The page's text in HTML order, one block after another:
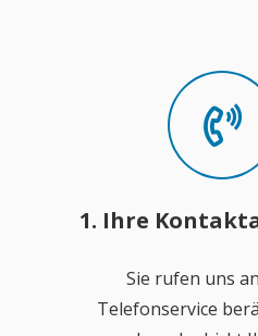
1. Ihre
Sie rufen uns
Telefonservice